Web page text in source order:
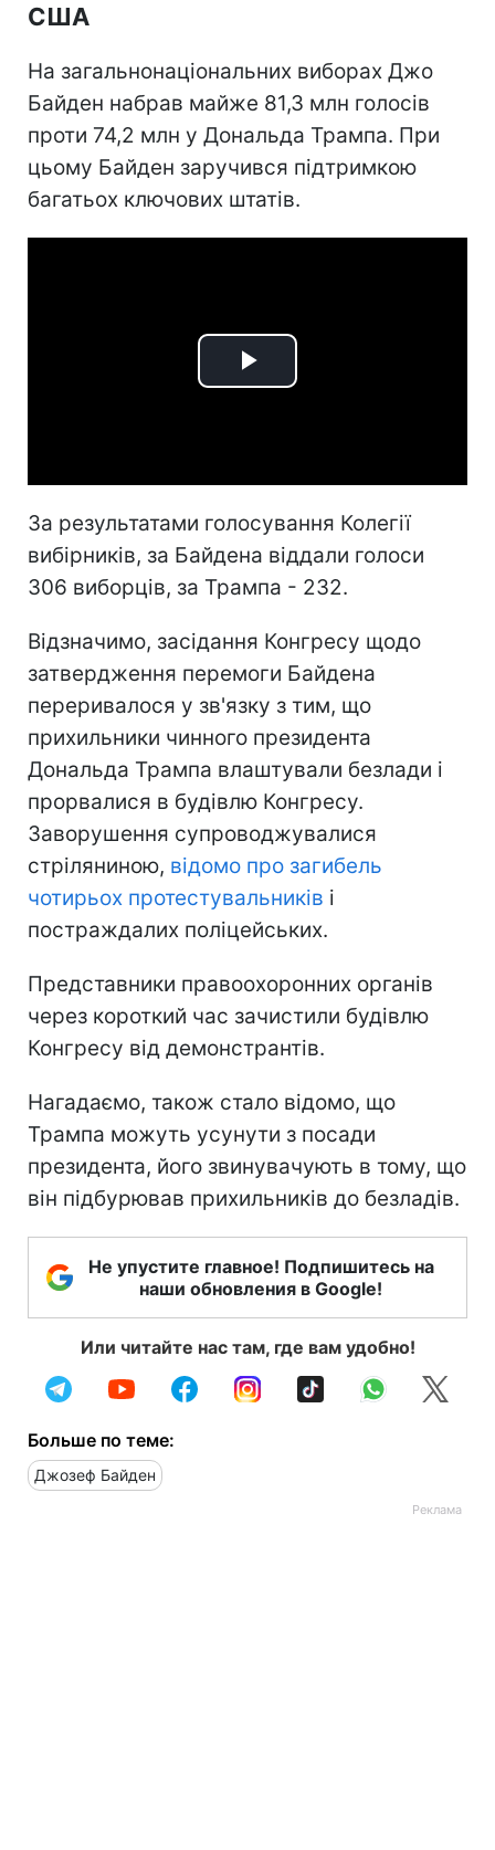
США
На загальнонаціональних виборах Джо
Байден набрав майже 81,3 млн голосів
проти 74,2 млн у Дональда Трампа. При
цьому Байден заручився підтримкою
багатьох ключових штатів.
Play
За результатами голосування Колегії
вибірників, за Байдена віддали голоси
306 виборців, за Трампа - 232.
Відзначимо, засідання Конгресу щодо
затвердження перемоги Байдена
переривалося у зв'язку з тим, що
прихильники чинного президента
Дональда Трампа влаштували безлади і
прорвалися в будівлю Конгресу.
Заворушення супроводжувалися
стріляниною, відомо про загибель
чотирьох протестувальників і
постраждалих поліцейських.
Представники правоохоронних органів
через короткий час зачистили будівлю
Конгресу від демонстрантів.
Нагадаємо, також стало відомо, що
Трампа можуть усунути з посади
президента, його звинувачують в тому, що
він підбурював прихильників до безладів.
Не упустите главное! Подпишитесь на
наши обновления в Google!
Или читайте нас там, где вам удобно!
Больше по теме:
Джозеф Байден